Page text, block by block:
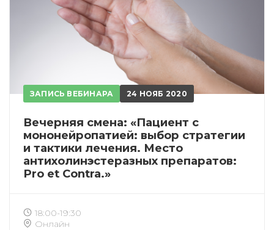
ЗАПИСЬ ВЕБИНАРА 24 НОЯБ 2020
Вечерняя смена: «Пациент с
мононейропатией: выбор стратегии
и тактики лечения. Место
антихолинэстеразных препаратов:
Pro et Contra.»
18:00-19:30
Онлайн